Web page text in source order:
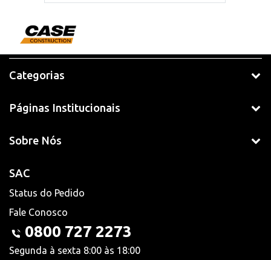
Categorias
Páginas Institucionais
Sobre Nós
SAC
Status do Pedido
Fale Conosco
0800 727 2273
Segunda à sexta 8:00 às 18:00